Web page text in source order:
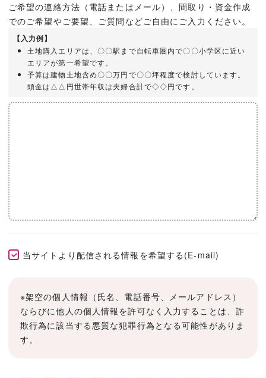
ご希望の連絡方法（電話またはメール）、間取り・資金作成
でのご希望やご要望、ご質問などご自由にご入力ください。
【入力例】
土地購入エリアは、〇〇駅まで自転車圏内で〇〇小学区に近い
エリアが第一希望です。
予算は建物土地含め〇〇万円で〇〇坪程度で検討しています。
頭金は△△円世帯年収は夫婦合計で◇◇円です。
当サイトより配信される情報を希望する(E-mail)
※架空の個人情報（氏名、電話番号、メールアドレス）
ならびに他人の個人情報を許可なく入力することは、詐
欺行為に該当する悪質な犯罪行為となる可能性がありま
す。